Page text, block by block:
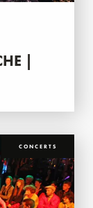
|
CONCERTS